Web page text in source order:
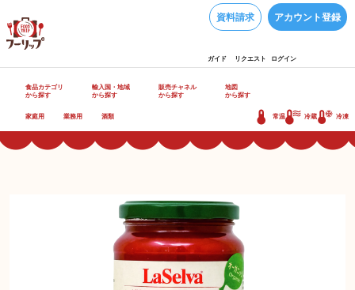
資料請求 アカウント登録
ガイド リクエスト ログイン
食品カテゴリ
から探す
輸入国・地域
から探す
販売チャネル
から探す
地図
から探す
家庭用 業務用 酒類 常温 冷蔵 冷凍